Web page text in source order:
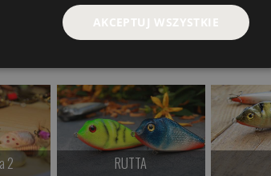
2
RUTTA
AKCEPTUJ WSZYSTKIE